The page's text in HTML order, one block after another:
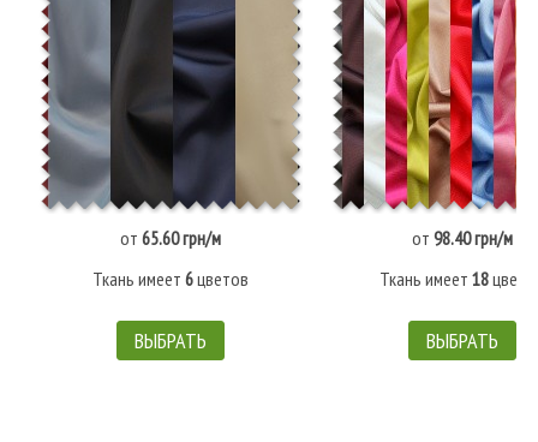
от 65.60 грн/м
Ткань имеет 6цветов
ВЫБРАТЬ
от 98.40 грн/м
Ткань имеет18
ВЫБРАТЬ